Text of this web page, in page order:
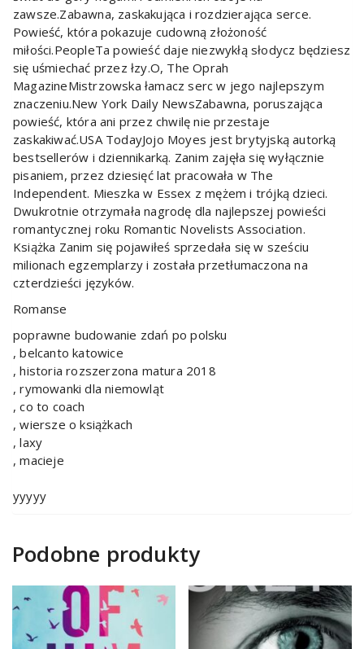
zawsze.Zabawna, zaskakująca i rozdzierająca serce.
Powieść, która pokazuje cudowną złożoność
miłości.PeopleTa powieść daje niezwykłą słodycz będziesz
się uśmiechać przez łzy.O, The Oprah
MagazineMistrzowska łamacz serc w jego najlepszym
znaczeniu.New York Daily NewsZabawna, poruszająca
powieść, która ani przez chwilę nie przestaje
zaskakiwać.USA TodayJojo Moyes jest brytyjską autorką
bestsellerów i dziennikarką. Zanim zajęła się wyłącznie
pisaniem, przez dziesięć lat pracowała w The
Independent. Mieszka w Essex z mężem i trójką dzieci.
Dwukrotnie otrzymała nagrodę dla najlepszej powieści
romantycznej roku Romantic Novelists Association.
Książka Zanim się pojawiłeś sprzedała się w sześciu
milionach egzemplarzy i została przetłumaczona na
czterdzieści języków.
Romanse
poprawne budowanie zdań po polsku
, belcanto katowice
, historia rozszerzona matura 2018
, rymowanki dla niemowląt
, co to coach
, wiersze o książkach
, laxy
, macieje
yyyyy
Podobne produkty